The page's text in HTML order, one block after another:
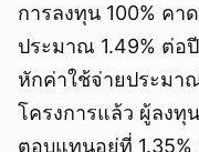
การลงทุน 100% ค
ประมาณ 1.49% ต่อ
หักค่าใช้จ่ายประมา
โครงการแล้ว ผู้ลงทุ
ตอบแทนอยู่ที่ 1.35%